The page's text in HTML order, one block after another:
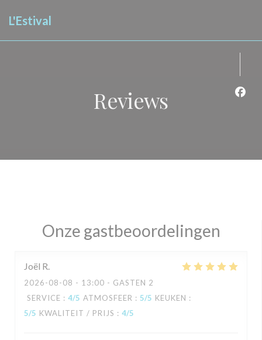
L'Estival
Reviews
Onze gastbeoordelingen
Joël R
2026-08-08 - 13:00 - GASTEN 2
SERVICE : 4/5 ATMOSFEER : 5/5 KEUKEN :
5/5 KWALITEIT / PRIJS : 4/5